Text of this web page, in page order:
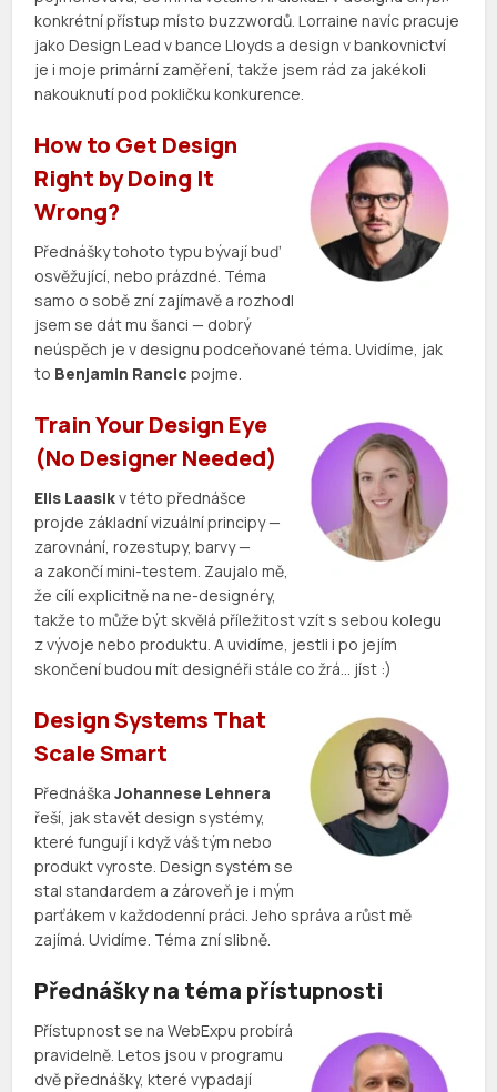
konkrétní přístup místo buzzwordů. Lorraine navíc pracuje
jako Design Lead v bance Lloyds a design v bankovnictví
je i moje primární zaměření, takže jsem rád za jakékoli
nakouknutí pod pokličku konkurence.
How to Get Design
Right by Doing It
Wrong?
Přednášky tohoto typu bývají buď
osvěžující, nebo prázdné. Téma
samo o sobě zní zajímavě a rozhodl
jsem se dát mu šanci — dobrý
neúspěch je v designu podceňované téma. Uvidíme, jak
to Benjamin Rancic pojme.
Train Your Design Eye
(No Designer Needed)
Elis Laasikv této přednášce
projde základní vizuální principy —
zarovnání, rozestupy, barvy —
a zakončí mini-testem. Zaujalo mě,
že cílí explicitně na ne-designéry,
takže to může být skvělá příležitost vzít s sebou kolegu
z vývoje nebo produktu. A uvidíme, jestli i po jejím
skončení budou mít designéři stále co žrá… jíst :)
Design Systems That
Scale Smart
PřednáškaJohannese Lehnera
řeší, jak stavět design systémy,
které fungují i když váš tým nebo
produkt vyroste. Design systém se
stal standardem a zároveň je i mým
parťákem v každodenní práci. Jeho správa a růst mě
zajímá. Uvidíme. Téma zní slibně.
Přednášky na téma přístupnosti
Přístupnost se na WebExpu probírá
pravidelně. Letos jsou v programu
dvě přednášky, které vypadají